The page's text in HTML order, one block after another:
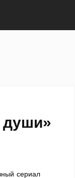
души»
сериал